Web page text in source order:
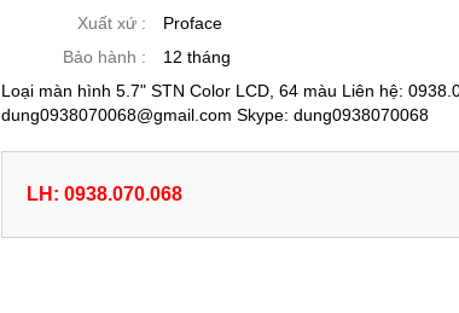
Xuất xứ :
Proface
Bảo hành :
12 tháng
Loại màn hình 5.7" STN Color LCD, 64 màu Liên hệ:
dung0938070068@gmail.com Skype: dung0938070068
LH: 0938.070.068